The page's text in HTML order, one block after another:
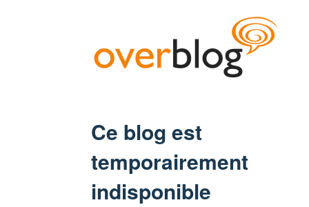
Ce blog est
temporairement
indisponible